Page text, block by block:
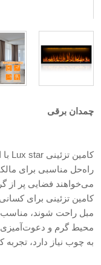
چمدان برقی
راه‌حل مناسبی برای
می‌خواهند فضایی پر از
کامین تزئینی برای
مبل راحت شوند، مناسب
محیط گرم و دعوت‌آمیزی
به چوب نیاز دارد، تجربه